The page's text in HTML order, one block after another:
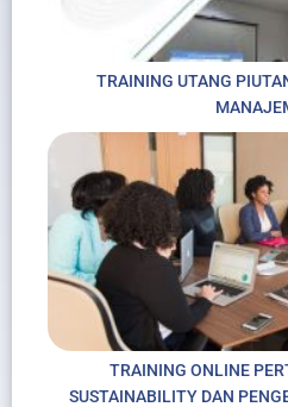
TRAINING UTANG
TRAINING ONLINE
SUSTAINABILITY DAN